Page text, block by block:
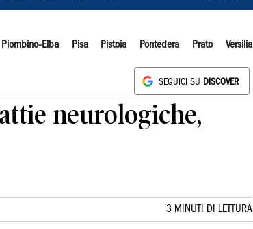
Piombino-Elba Pisa Pistoia Pontedera Prato Versilia
SEGUICI SU DISCOVER
neurologiche,
3 MINUTI DI LETTURA